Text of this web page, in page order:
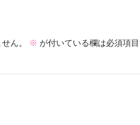
ん。 ※ が付いている欄は必須項